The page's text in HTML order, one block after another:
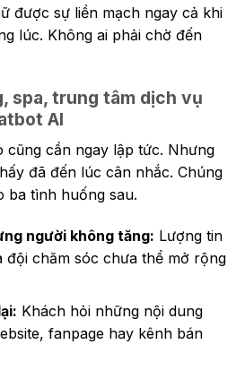
được sự liền mạch ngay cả khi
lúc. Không ai phải chờ đến
spa, trung tâm dịch vụ
AI
cũng cần ngay lập tức. Nhưng
đã đến lúc cân nhắc. Chúng
ba tình huống sau.
người không tăng: Lượng tin
đội chăm sóc chưa thể mở rộng
Khách hỏi những nội dung
fanpage hay kênh bán